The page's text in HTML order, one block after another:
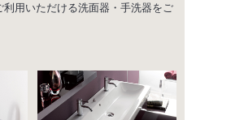
利用いただける洗面器・手洗器をご